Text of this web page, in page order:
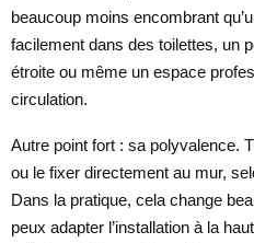
beaucoup moins encombrant
facilement dans des toilettes, un
étroite ou même un espace
circulation.
Autre point fort : sa polyvalence.
ou le fixer directement au mur,
Dans la pratique, cela change
peux adapter l’installation à la